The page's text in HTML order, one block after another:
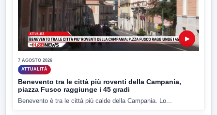
▶
7 AGOSTO 2026
ATTUALITÀ
Benevento tra le città più roventi della Campania,
piazza Fusco raggiunge i 45 gradi
Benevento è tra le città più calde della Campania. Lo...